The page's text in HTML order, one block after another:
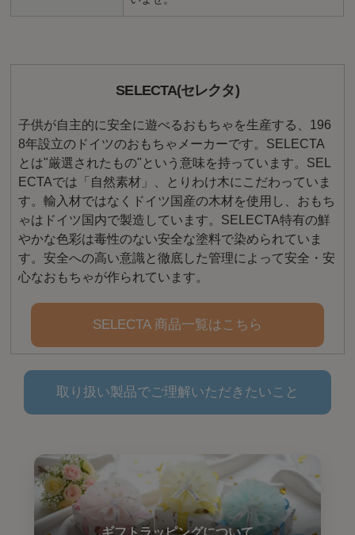
SELECTA(セレクタ)
子供が自主的に安全に遊べるおもちゃを生産する、196
8年設立のドイツのおもちゃメーカーです。SELECTA
とは"厳選されたもの"という意味を持っています。SEL
ECTAでは「自然素材」、とりわけ木にこだわっていま
す。輸入材ではなくドイツ国産の木材を使用し、おもち
ゃはドイツ国内で製造しています。SELECTA特有の鮮
やかな色彩は毒性のない安全な塗料で染められていま
す。安全への高い意識と徹底した管理によって安全・安
心なおもちゃが作られています。
SELECTA 商品一覧はこちら
取り扱い製品でご理解いただきたいこと